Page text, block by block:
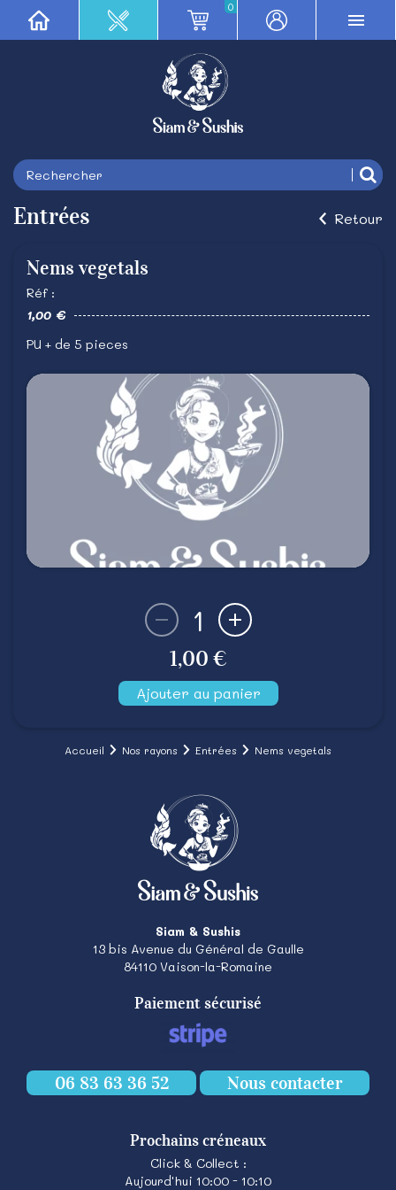
0
Entrées Retour
Nems vegetals
Réf :
1,00 €
PU + de 5 pieces
1
1,00 €
Ajouter au panier
Accueil Nos rayons Entrées Nems vegetals
Siam & Sushis
13 bis Avenue du Général de Gaulle
84110 Vaison-la-Romaine
Paiement sécurisé
06 83 63 36 52 Nous contacter
Prochains créneaux
Click & Collect :
Aujourd'hui 10:00 - 10:10